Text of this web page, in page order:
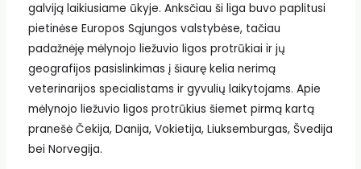
galviją laikiusiame ūkyje. Anksčiau ši liga buvo paplitusi
pietinėse Europos Sąjungos valstybėse, tačiau
padažnėję mėlynojo liežuvio ligos protrūkiai ir jų
geografijos pasislinkimas į šiaurę kelia nerimą
veterinarijos specialistams ir gyvulių laikytojams. Apie
mėlynojo liežuvio ligos protrūkius šiemet pirmą kartą
pranešė Čekija, Danija, Vokietija, Liuksemburgas, Švedija
bei Norvegija.